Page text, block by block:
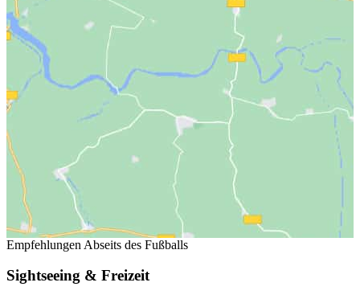
Empfehlungen Abseits des Fußballs
Sightseeing & Freizeit